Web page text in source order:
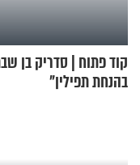
קוד פתוח | סדריק בן
בהנחת תפילין"